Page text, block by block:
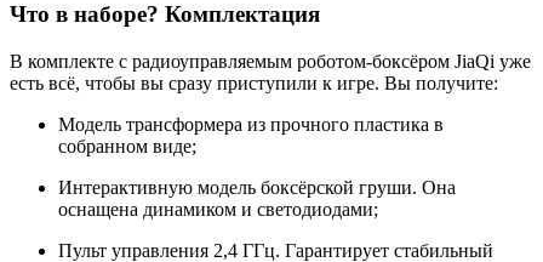
Что в наборе? Комплектация
В комплекте с радиоуправляемым роботом-боксёром JiaQi уже
есть всё, чтобы вы сразу приступили к игре. Вы получите:
Модель трансформера из прочного пластика в
собранном виде;
Интерактивную модель боксёрской груши. Она
оснащена динамиком и светодиодами;
Пульт управления 2,4 ГГц. Гарантирует стабильный